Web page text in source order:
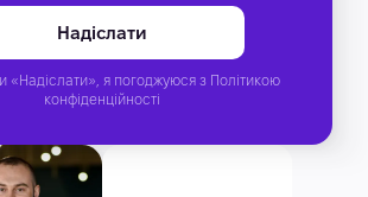
«Надіслати», я погоджуюся з Політикою
конфіденційності